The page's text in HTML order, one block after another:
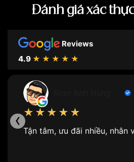
Đánh giá xác
Reviews
4.9 ★★★★★
★★★★★
Tận tâm, ưu đãi nhiều, nhân
‹